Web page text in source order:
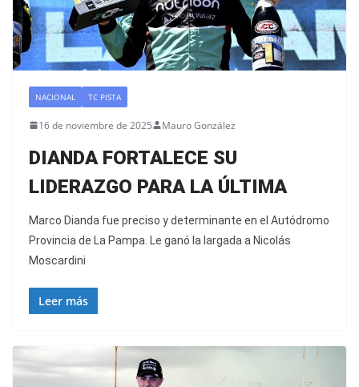
NACIONAL TC PISTA
16 de noviembre de 2025 Mauro González
DIANDA FORTALECE SU
LIDERAZGO PARA LA ÚLTIMA
Marco Dianda fue preciso y determinante en el Autódromo
Provincia de La Pampa. Le ganó la largada a Nicolás
Moscardini
Leer más